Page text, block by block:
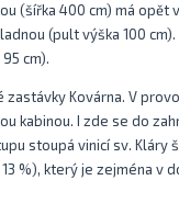
(šířka 400 cm) má opět
(pult výška 100
cm).
Kovárna. V
kabinou. I zde se do
stoupá vinicí sv. Kláry
%), který je zejména v